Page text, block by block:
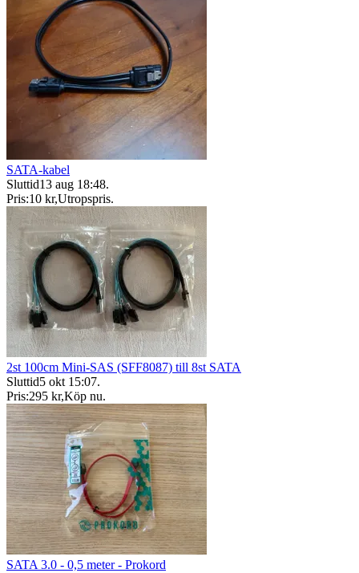
SATA-kabel
Sluttid13 aug 18:48.
Pris:10 kr,Utropspris.
2st 100cm Mini-SAS (SFF8087) till 8st SATA
Sluttid5 okt 15:07.
Pris:295 kr,Köp nu.
SATA 3.0 - 0,5 meter - Prokord